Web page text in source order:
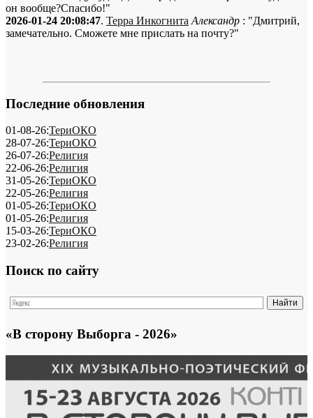
он вообще?Спасибо!"
2026-01-24 20:08:47. Терра Инкогнита Александр : "Дмитрий,
замечательно. Сможете мне прислать на почту?"
Последние обновления
01-08-26:ТериОКО
28-07-26:ТериОКО
26-07-26:Религия
22-06-26:Религия
31-05-26:ТериОКО
22-05-26:Религия
01-05-26:ТериОКО
01-05-26:Религия
15-03-26:ТериОКО
23-02-26:Религия
Поиск по сайту
«В сторону Выборга - 2026»